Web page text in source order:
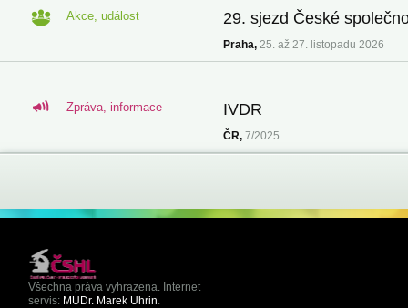
Akce, událost 29. sjezd České
Praha, 25. až 27. listopadu 2026
Zpráva, informace IVDR
ČR, 7/2025
Všechna práva vyhrazena. Internet
servis: MUDr. Marek Uhrin.